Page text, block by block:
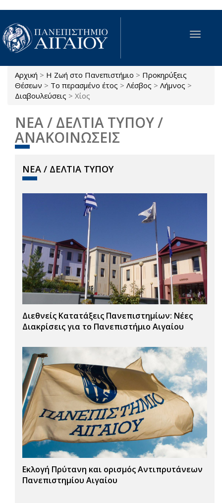
Παράκαμψη προς το κυρίως περιεχόμενο
Toggle
Είστε εδώ
Αρχική > Η Ζωή στο Πανεπιστήμιο > Προκηρύξεις
Θέσεων > Το περασμένο έτος > Λέσβος > Λήμνος >
Διαβουλεύσεις > Χίος
ΝΕΑ / ΔΕΛΤΙΑ ΤΥΠΟΥ /
ΑΝΑΚΟΙΝΩΣΕΙΣ
ΝΕΑ / ΔΕΛΤΙΑ ΤΥΠΟΥ
Διεθνείς Κατατάξεις Πανεπιστημίων: Νέες
Διακρίσεις για το Πανεπιστήμιο Αιγαίου
Εκλογή Πρύτανη και ορισμός Αντιπρυτάνεων
Πανεπιστημίου Αιγαίου